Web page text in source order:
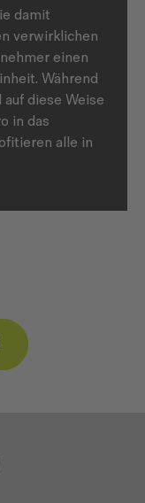
damit
verwirklichen
einen
Während
diese Weise
in das
alle in